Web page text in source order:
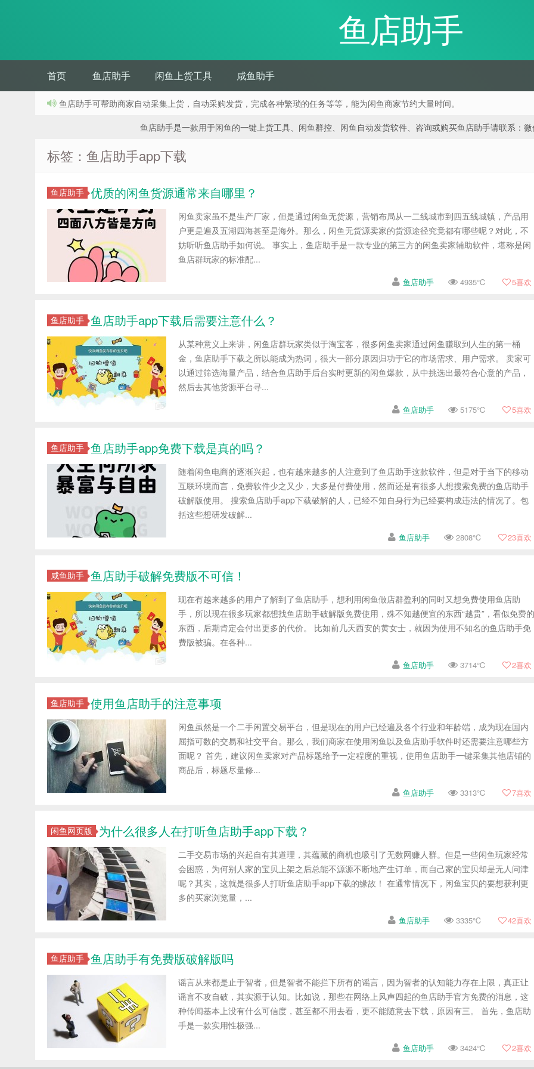
鱼店助手
首页 鱼店助手 闲鱼上货工具 咸鱼助手
鱼店助手可帮助商家自动采集上货，自动采购发货，完成各种繁琐的任务等等，能为闲鱼商家节约大量时间。
鱼店助手是一款用于闲鱼的一键上货工具、闲鱼群控、闲鱼自动发货软件、咨询或购买鱼店助手请联系：
标签：鱼店助手app下载
鱼店助手 优质的闲鱼货源通常来自哪里？
闲鱼卖家虽不是生产厂家，但是通过闲鱼无货源，营销布局从一二线城市到四五线城镇，产品用
户更是遍及五湖四海甚至是海外。那么，闲鱼无货源卖家的货源途径究竟都有哪些呢？对此，不
妨听听鱼店助手如何说。 事实上，鱼店助手是一款专业的第三方的闲鱼卖家辅助软件，堪称是闲
鱼店群玩家的标准配...
鱼店助手 4935℃ 5喜欢
鱼店助手 鱼店助手app下载后需要注意什么？
从某种意义上来讲，闲鱼店群玩家类似于淘宝客，很多闲鱼卖家通过闲鱼赚取到人生的第一桶
金，鱼店助手下载之所以能成为热词，很大一部分原因归功于它的市场需求、用户需求。 卖家可
以通过筛选海量产品，结合鱼店助手后台实时更新的闲鱼爆款，从中挑选出最符合心意的产品，
然后去其他货源平台寻...
鱼店助手 5175℃ 5喜欢
鱼店助手 鱼店助手app免费下载是真的吗？
随着闲鱼电商的逐渐兴起，也有越来越多的人注意到了鱼店助手这款软件，但是对于当下的移动
互联环境而言，免费软件少之又少，大多是付费使用，然而还是有很多人想搜索免费的鱼店助手
破解版使用。 搜索鱼店助手app下载破解的人，已经不知自身行为已经要构成违法的情况了。包
括这些想研发破解...
鱼店助手 2808℃ 23喜欢
咸鱼助手 鱼店助手破解免费版不可信！
现在有越来越多的用户了解到了鱼店助手，想利用闲鱼做店群盈利的同时又想免费使用鱼店助
手，所以现在很多玩家都想找鱼店助手破解版免费使用，殊不知越便宜的东西“越贵”，看似免费的
东西，后期肯定会付出更多的代价。 比如前几天西安的黄女士，就因为使用不知名的鱼店助手免
费版被骗。在各种...
鱼店助手 3714℃ 2喜欢
鱼店助手 使用鱼店助手的注意事项
闲鱼虽然是一个二手闲置交易平台，但是现在的用户已经遍及各个行业和年龄端，成为现在国内
屈指可数的交易和社交平台。那么，我们商家在使用闲鱼以及鱼店助手软件时还需要注意哪些方
面呢？ 首先，建议闲鱼卖家对产品标题给予一定程度的重视，使用鱼店助手一键采集其他店铺的
商品后，标题尽量修...
鱼店助手 3313℃ 7喜欢
闲鱼网页版 为什么很多人在打听鱼店助手app下载？
二手交易市场的兴起自有其道理，其蕴藏的商机也吸引了无数网赚人群。但是一些闲鱼玩家经常
会困惑，为何别人家的宝贝上架之后总能不源源不断地产生订单，而自己家的宝贝却是无人问津
呢？其实，这就是很多人打听鱼店助手app下载的缘故！ 在通常情况下，闲鱼宝贝的要想获利更
多的买家浏览量，...
鱼店助手 3335℃ 42喜欢
鱼店助手 鱼店助手有免费版破解版吗
谣言从来都是止于智者，但是智者不能拦下所有的谣言，因为智者的认知能力存在上限，真正让
谣言不攻自破，其实源于认知。比如说，那些在网络上风声四起的鱼店助手官方免费的消息，这
种传闻基本上没有什么可信度，甚至都不用去看，更不能随意去下载，原因有三。 首先，鱼店助
手是一款实用性极强...
鱼店助手 3424℃ 2喜欢